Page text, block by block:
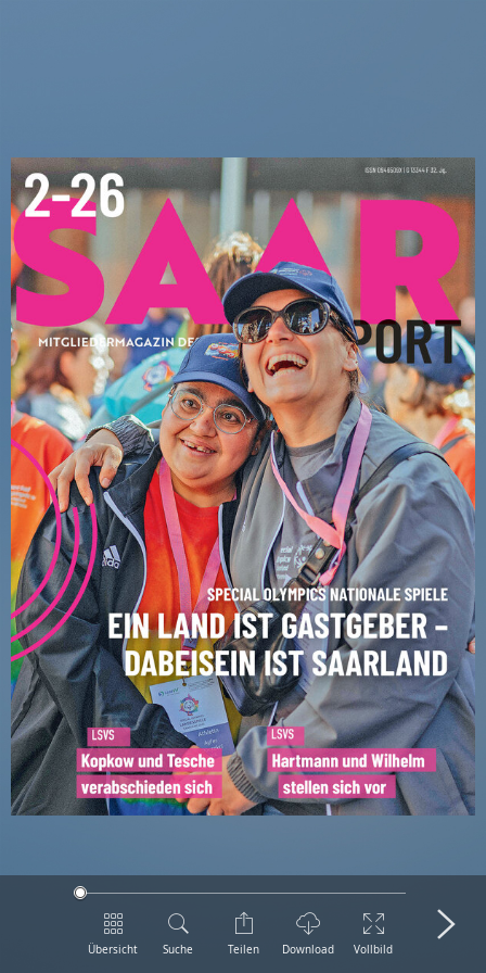
Übersicht Suche Teilen Download Vollbild